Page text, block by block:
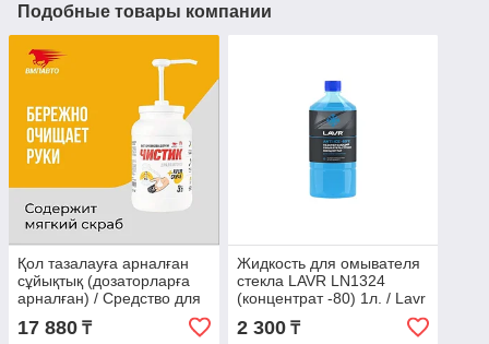
Подобные товары компании
Қол тазалауға арналған
сұйықтық (дозаторларға
арналған) / Средство для
очистки рук Чистик
VMPAUTO (для
17 880 ₸
Жидкость для омывателя
стекла LAVR LN1324
(концентрат -80) 1л. / Lavr
ln1324 шыны жуғыш
сұйықтық (концентрат
2 300₸